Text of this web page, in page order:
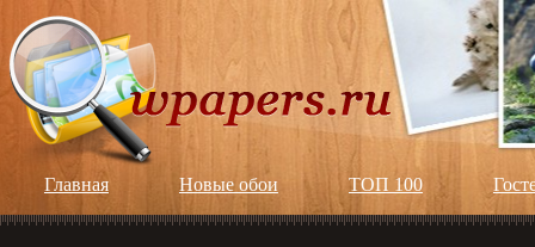
Главная Новые обои ТОП 100